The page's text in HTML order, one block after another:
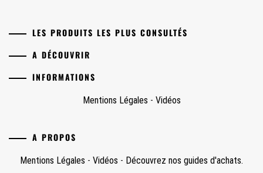
LES PRODUITS LES PLUS CONSULTÉS
A DÉCOUVRIR
INFORMATIONS
Mentions Légales - Vidéos
A PROPOS
Mentions Légales - Vidéos - Découvrez nos guides d'achats.